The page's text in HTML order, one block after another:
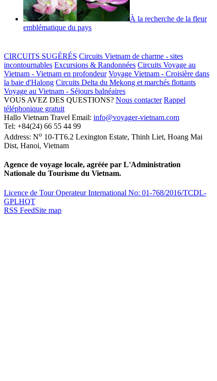
À la recherche de la fleur
emblématique du pays
CIRCUITS SUGÉRÉS Circuits Vietnam de charme - sites
incontournables Excursions & Randonnées Circuits Voyage au
Vietnam - Vietnam en profondeur Voyage Vietnam - Croisière dans
la baie d'Halong Circuits Delta du Mekong et marchés flottants
Voyage au Vietnam - Séjours balnéaires
VOUS AVEZ DES QUESTIONS? Nous contacter Rappel
téléphonique gratuit
Hallo Vietnam Travel Email: info@voyager-vietnam.com
Tel: +84(24) 66 55 44 99
Address: No 10-TT6.2 Lexington Estate, Thinh Liet, Hoang Mai
Dist, Hanoi, Vietnam
Agence de voyage locale, agréée par L'Administration
Nationale du Tourisme du Vietnam.
Licence de Tour Operateur International No: 01-768/2016/TCDL-
GPLHQT
RSS FeedSite map